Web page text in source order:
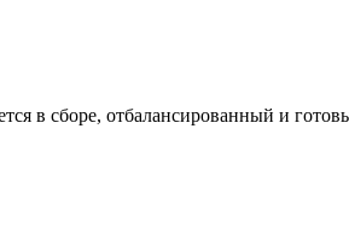
в сборе, отбалансированный и